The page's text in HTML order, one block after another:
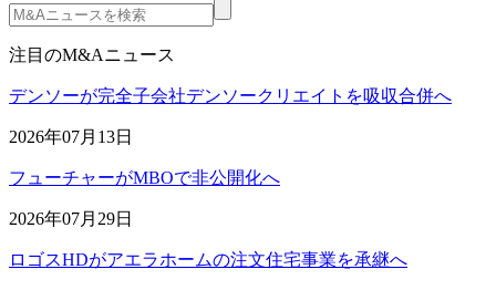
注目のM&Aニュース
デンソーが完全子会社デンソークリエイトを吸収合併へ
2026年07月13日
フューチャーがMBOで非公開化へ
2026年07月29日
ロゴスHDがアエラホームの注文住宅事業を承継へ